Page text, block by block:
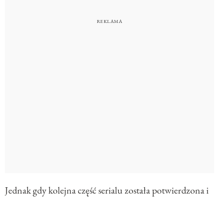
Jednak gdy kolejna część serialu została potwierdzona i